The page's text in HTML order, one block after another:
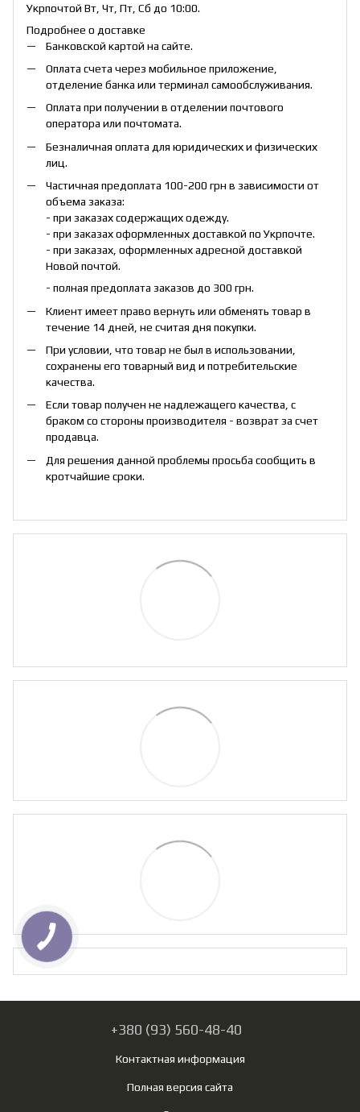
Укрпочтой Вт, Чт, Пт, Сб до 10:00.
Подробнее о доставке
Банковской картой на сайте.
Оплата счета через мобильное приложение,
отделение банка или терминал самообслуживания.
Оплата при получении в отделении почтового
оператора или почтомата.
Безналичная оплата для юридических и физических
лиц.
Частичная предоплата 100-200 грн в зависимости от
объема заказа:
- при заказах содержащих одежду.
- при заказах оформленных доставкой по Укрпочте.
- при заказах, оформленных адресной доставкой
Новой почтой.
- полная предоплата заказов до 300 грн.
Клиент имеет право вернуть или обменять товар в
течение 14 дней, не считая дня покупки.
При условии, что товар не был в использовании,
сохранены его товарный вид и потребительские
качества.
Если товар получен не надлежащего качества, с
браком со стороны производителя - возврат за счет
продавца.
Для решения данной проблемы просьба сообщить в
кротчайшие сроки.
+380 (93) 560-48-40
Контактная информация
Полная версия сайта